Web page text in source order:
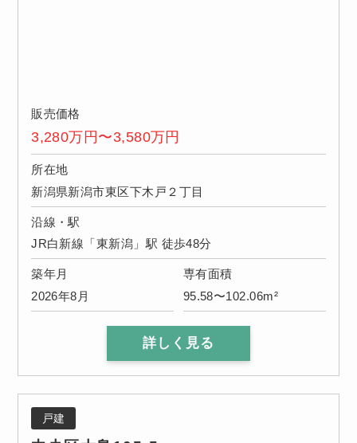
販売価格
3,280万円〜3,580万円
所在地
新潟県新潟市東区下木戸２丁目
沿線・駅
JR白新線「東新潟」駅 徒歩48分
築年月
2026年8月
専有面積
95.58〜102.06m²
詳しく見る
戸建